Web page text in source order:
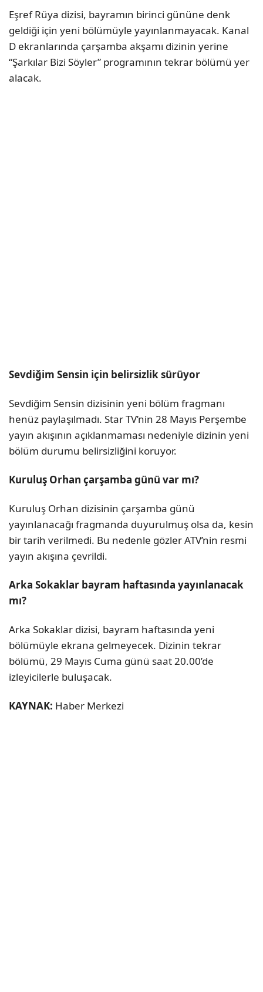
Eşref Rüya dizisi, bayramın birinci gününe denk
geldiği için yeni bölümüyle yayınlanmayacak. Kanal
D ekranlarında çarşamba akşamı dizinin yerine
“Şarkılar Bizi Söyler” programının tekrar bölümü yer
alacak.
Sevdiğim Sensin için belirsizlik sürüyor
Sevdiğim Sensin dizisinin yeni bölüm fragmanı
henüz paylaşılmadı. Star TV’nin 28 Mayıs Perşembe
yayın akışının açıklanmaması nedeniyle dizinin yeni
bölüm durumu belirsizliğini koruyor.
Kuruluş Orhan çarşamba günü var mı?
Kuruluş Orhan dizisinin çarşamba günü
yayınlanacağı fragmanda duyurulmuş olsa da, kesin
bir tarih verilmedi. Bu nedenle gözler ATV’nin resmi
yayın akışına çevrildi.
Arka Sokaklar bayram haftasında yayınlanacak
mı?
Arka Sokaklar dizisi, bayram haftasında yeni
bölümüyle ekrana gelmeyecek. Dizinin tekrar
bölümü, 29 Mayıs Cuma günü saat 20.00’de
izleyicilerle buluşacak.
KAYNAK: Haber Merkezi